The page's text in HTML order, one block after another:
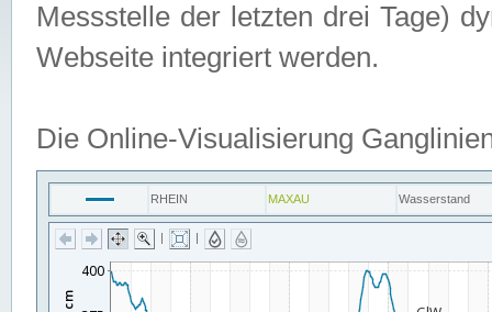
Messstelle der letzten drei Tage)
Webseite integriert werden.
Die Online-Visualisierung